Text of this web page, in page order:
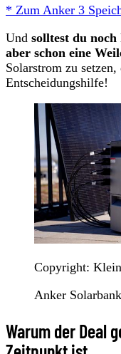
* Zum Anker 3
Und solltest du
aber schon eine
Solarstrom zu
Entscheidungshilfe!
Copyright:
Anker
Warum der Deal